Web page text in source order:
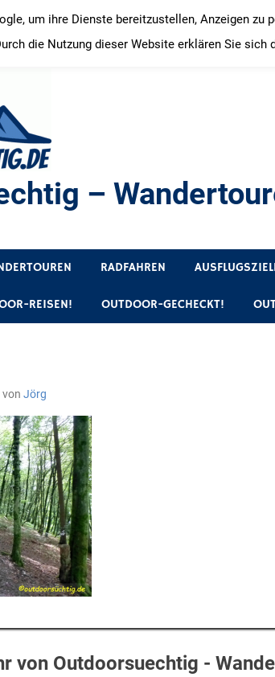
–
RADFAHREN
REISEN! OUTDOOR-GECHECKT!
von Jörg
von Outdoorsuechtig -
um ihre Dienste bereitzustellen, Anzeigen
die Nutzung dieser Website erklären Sie